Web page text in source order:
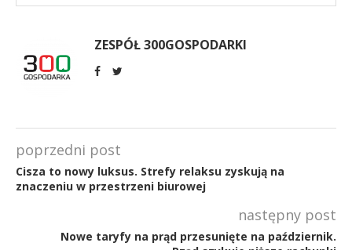
ZESPÓŁ 300GOSPODARKI
poprzedni post
Cisza to nowy luksus. Strefy relaksu zyskują na
znaczeniu w przestrzeni biurowej
następny post
Nowe taryfy na prąd przesunięte na październik.